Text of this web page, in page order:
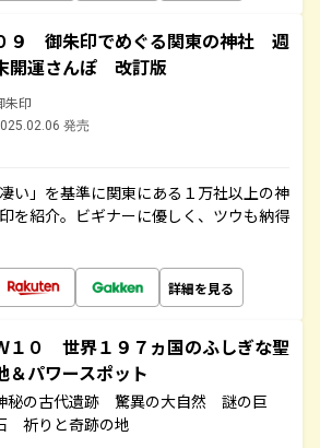
９ 御朱印でめぐる関東の神社 週
開運さんぽ 改訂版
朱印
発売
い」を基準に関東にある１万社以上の神
を紹介。ビギナーに優しく、ツウも納得
詳細を見る
１０ 世界１９７ヵ国のふしぎな聖
＆パワースポット
秘の古代遺跡 驚異の大自然 謎の巨
祈りと奇跡の地